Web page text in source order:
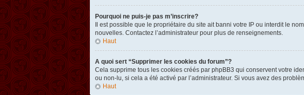
Pourquoi ne puis-je pas m’inscrire?
Il est possible que le propriétaire du site ait banni votre IP ou interdit le
nouvelles. Contactez l’administrateur pour plus de renseignements.
Haut
A quoi sert “Supprimer les cookies du forum”?
Cela supprime tous les cookies créés par phpBB3 qui conservent votre
ou non-lu, si cela a été activé par l’administrateur. Si vous avez des
Haut